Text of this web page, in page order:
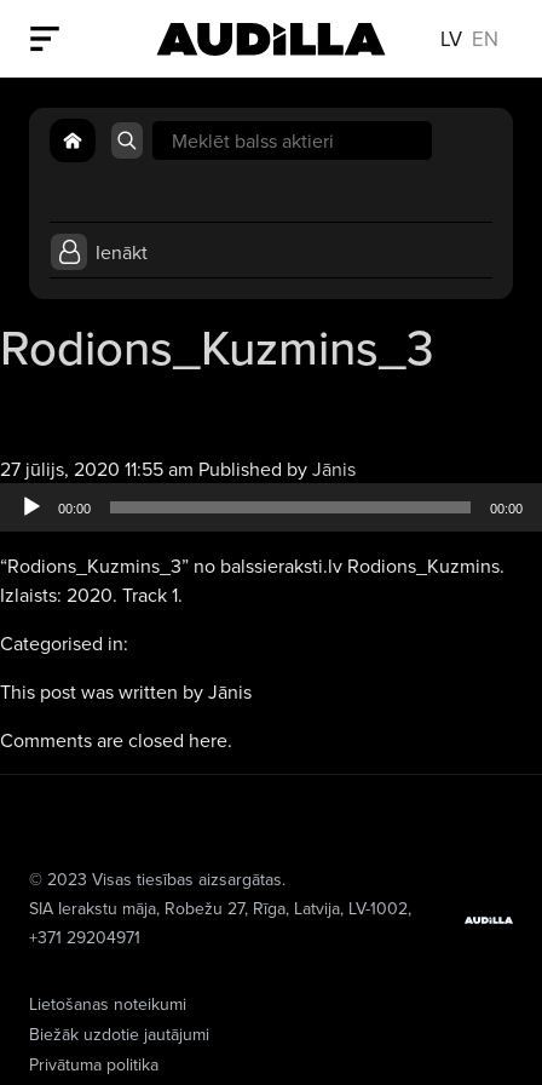
LV EN
Search
for:
Ienākt
Rodions_Kuzmins_3
27 jūlijs, 2020 11:55 am Published byJānisAudio
atskaņotājs
00:00 00:00
“Rodions_Kuzmins_3” no balssieraksti.lv Rodions_Kuzmins.
Izlaists: 2020. Track 1.
Categorised in:
This post was written by Jānis
Comments are closed here.
Lietošanas noteikumi
Biežāk uzdotie jautājumi
Privātuma politika
© 2023 Visas tiesības aizsargātas.
SIA Ierakstu māja, Robežu 27, Rīga, Latvija, LV-1002,
+371 29204971